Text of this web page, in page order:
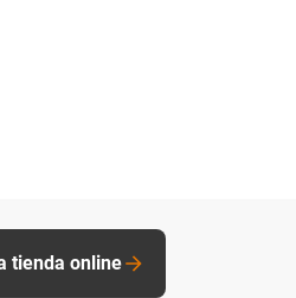
tienda online